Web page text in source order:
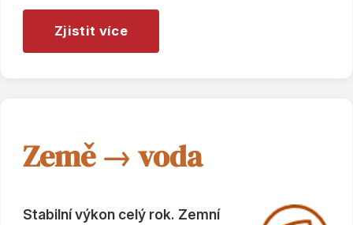
Zjistit více
Země → voda
Stabilní výkon celý rok. Zemní